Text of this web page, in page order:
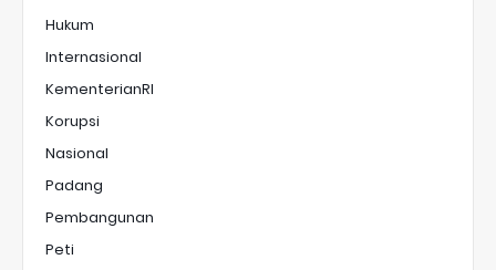
Hukum
Internasional
KementerianRI
Korupsi
Nasional
Padang
Pembangunan
Peti